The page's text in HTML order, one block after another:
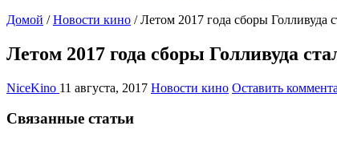
Домой / Новости кино / Летом 2017 года сборы Голливуда
Летом 2017 года сборы Голливуда
NiceKino 11 августа, 2017 Новости кино Оставить
Связанные статьи